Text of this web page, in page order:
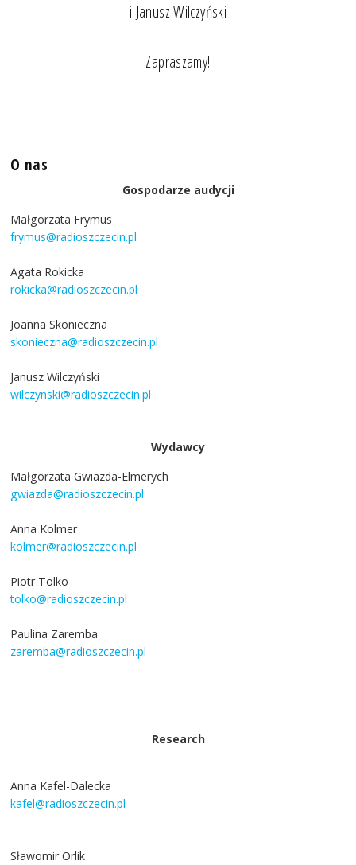
i Janusz Wilczyński
Zapraszamy!
O nas
Gospodarze audycji
Małgorzata Frymus
frymus@radioszczecin.pl
Agata Rokicka
rokicka@radioszczecin.pl
Joanna Skonieczna
skonieczna@radioszczecin.pl
Janusz Wilczyński
wilczynski@radioszczecin.pl
Wydawcy
Małgorzata Gwiazda-Elmerych
gwiazda@radioszczecin.pl
Anna Kolmer
kolmer@radioszczecin.pl
Piotr Tolko
tolko@radioszczecin.pl
Paulina Zaremba
zaremba@radioszczecin.pl
Research
Anna Kafel-Dalecka
kafel@radioszczecin.pl
Sławomir Orlik